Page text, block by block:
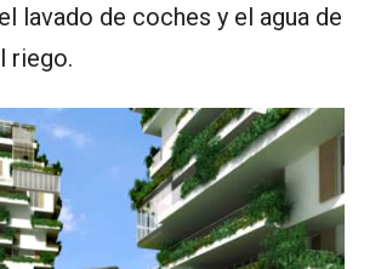
lavado de coches y el agua de
riego.